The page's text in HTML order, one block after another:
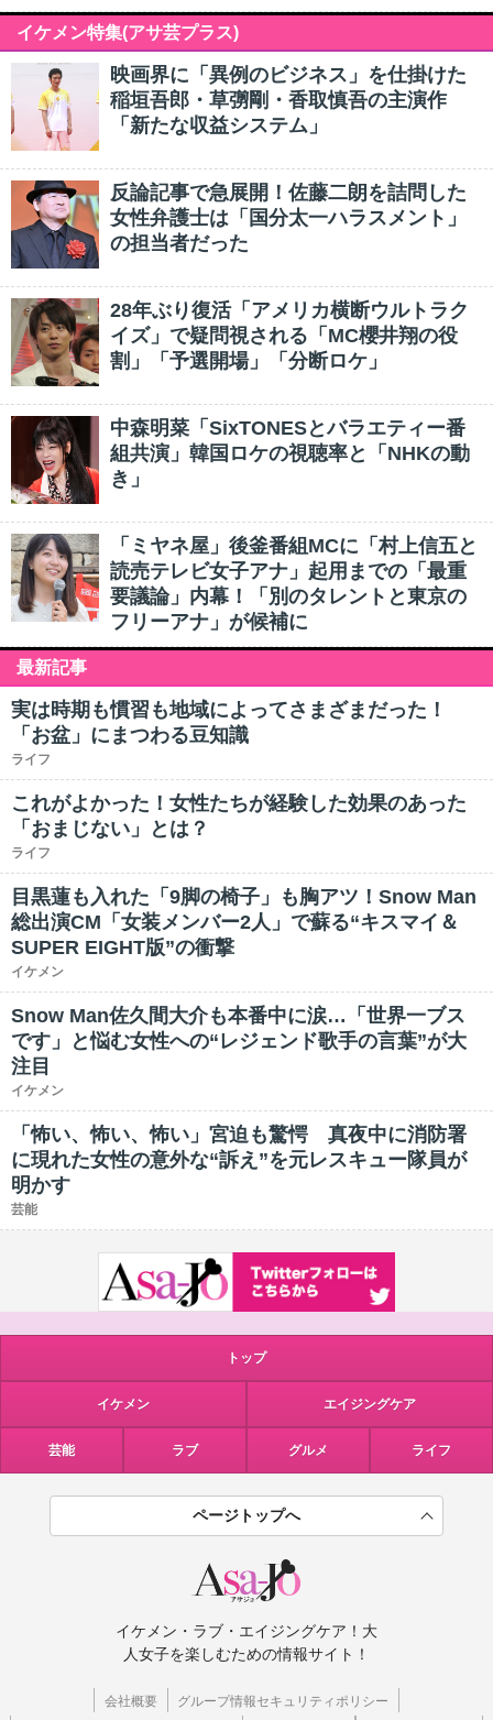
イケメン特集(アサ芸プラス)
映画界に「異例のビジネス」を仕掛けた
稲垣吾郎・草彅剛・香取慎吾の主演作
「新たな収益システム」
反論記事で急展開！佐藤二朗を詰問した
女性弁護士は「国分太一ハラスメント」
の担当者だった
28年ぶり復活「アメリカ横断ウルトラク
イズ」で疑問視される「MC櫻井翔の役
割」「予選開場」「分断ロケ」
中森明菜「SixTONESとバラエティー番
組共演」韓国ロケの視聴率と「NHKの動
き」
「ミヤネ屋」後釜番組MCに「村上信五と
読売テレビ女子アナ」起用までの「最重
要議論」内幕！「別のタレントと東京の
フリーアナ」が候補に
最新記事
実は時期も慣習も地域によってさまざまだった！
「お盆」にまつわる豆知識
ライフ
これがよかった！女性たちが経験した効果のあった
「おまじない」とは？
ライフ
目黒蓮も入れた「9脚の椅子」も胸アツ！Snow Man
総出演CM「女装メンバー2人」で蘇る“キスマイ＆
SUPER EIGHT版”の衝撃
イケメン
Snow Man佐久間大介も本番中に涙…「世界一ブス
です」と悩む女性への“レジェンド歌手の言葉”が大
注目
イケメン
「怖い、怖い、怖い」宮迫も驚愕 真夜中に消防署
に現れた女性の意外な“訴え”を元レスキュー隊員が
明かす
芸能
トップ
イケメン エイジングケア
芸能 ラブ グルメ ライフ
ページトップへ
イケメン・ラブ・エイジングケア！大
人女子を楽しむための情報サイト！
会社概要 グループ情報セキュリティポリシー